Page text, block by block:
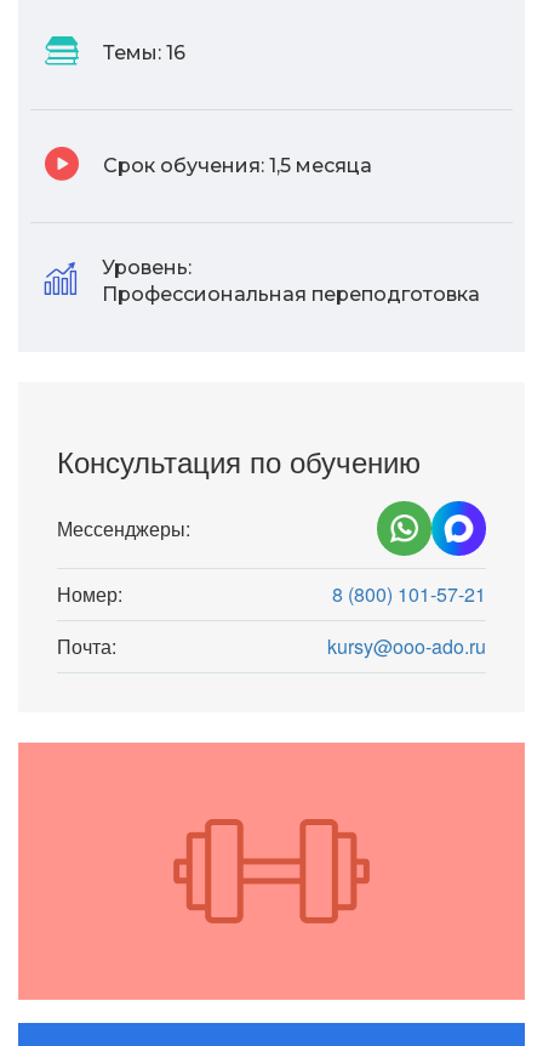
Темы: 16
Срок обучения: 1,5 месяца
Уровень:
Профессиональная переподготовка
Консультация по обучению
Мессенджеры:
Номер:
8 (800) 101-57-21
Почта:
kursy@ooo-ado.ru